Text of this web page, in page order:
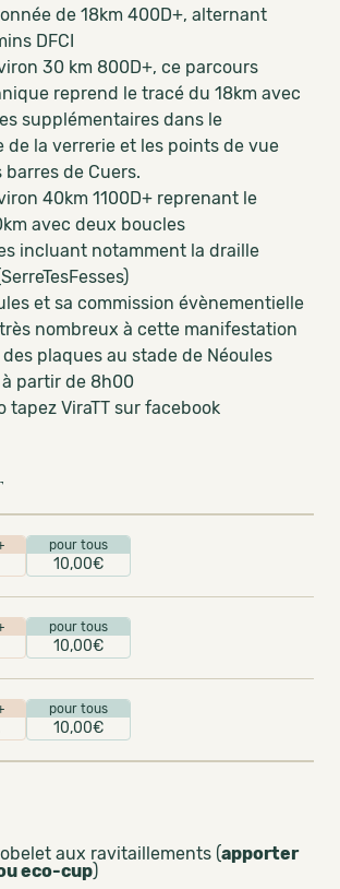
de 18km 400D+, alternant
DFCI
30 km 800D+, ce parcours
reprend le tracé du 18km avec
supplémentaires dans le
de la verrerie et les points de vue
de Cuers.
40km 1100D+ reprenant le
avec deux boucles
incluant notamment la draille
et sa commission évènementielle
nombreux à cette manifestation
plaques au stade de Néoules
partir de 8h00
tapez ViraTT sur facebook
pour tous
10,00€
pour tous
10,00€
pour tous
10,00€
aux ravitaillements (apporter
eco-cup)